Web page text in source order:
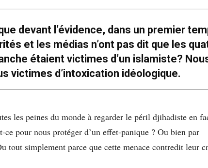
devant l’évidence, dans un premier
et les médias n’ont pas dit que les
étaient victimes d’un islamiste?
victimes d’intoxication idéologique.
les peines du monde à regarder le péril djihadiste en
ce pour nous protéger d’un effet-panique ? Ou bien par
tout simplement parce que cette menace contredit leur